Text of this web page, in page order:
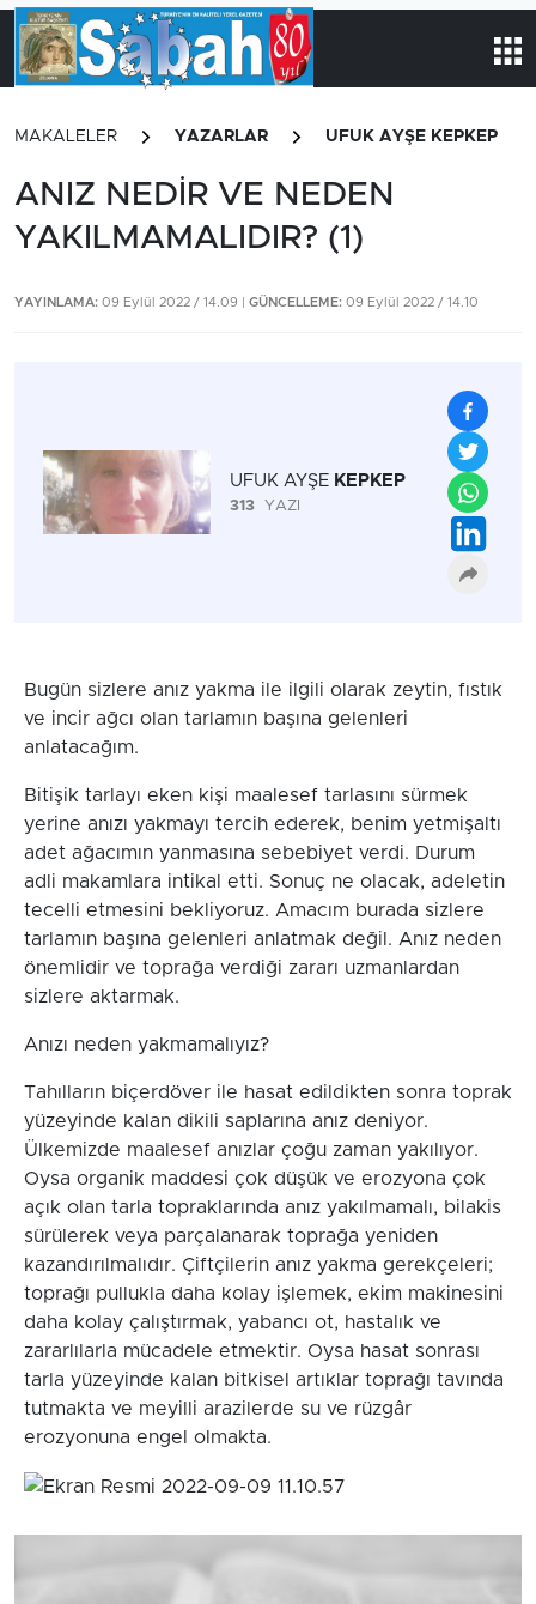
MAKALELER YAZARLAR UFUK AYŞE KEPKEP
ANIZ NEDİR VE NEDEN
YAKILMAMALIDIR? (1)
YAYINLAMA: 09 Eylül 2022 / 14.09 | GÜNCELLEME: 09 Eylül 2022 / 14.10
UFUK AYŞE KEPKEP
313 YAZI
Bugün sizlere anız yakma ile ilgili olarak zeytin, fıstık
ve incir ağcı olan tarlamın başına gelenleri
anlatacağım.
Bitişik tarlayı eken kişi maalesef tarlasını sürmek
yerine anızı yakmayı tercih ederek, benim yetmişaltı
adet ağacımın yanmasına sebebiyet verdi. Durum
adli makamlara intikal etti. Sonuç ne olacak, adeletin
tecelli etmesini bekliyoruz. Amacım burada sizlere
tarlamın başına gelenleri anlatmak değil. Anız neden
önemlidir ve toprağa verdiği zararı uzmanlardan
sizlere aktarmak.
Anızı neden yakmamalıyız?
Tahılların biçerdöver ile hasat edildikten sonra toprak
yüzeyinde kalan dikili saplarına anız deniyor.
Ülkemizde maalesef anızlar çoğu zaman yakılıyor.
Oysa organik maddesi çok düşük ve erozyona çok
açık olan tarla topraklarında anız yakılmamalı, bilakis
sürülerek veya parçalanarak toprağa yeniden
kazandırılmalıdır. Çiftçilerin anız yakma gerekçeleri;
toprağı pullukla daha kolay işlemek, ekim makinesini
daha kolay çalıştırmak, yabancı ot, hastalık ve
zararlılarla mücadele etmektir. Oysa hasat sonrası
tarla yüzeyinde kalan bitkisel artıklar toprağı tavında
tutmakta ve meyilli arazilerde su ve rüzgâr
erozyonuna engel olmakta.